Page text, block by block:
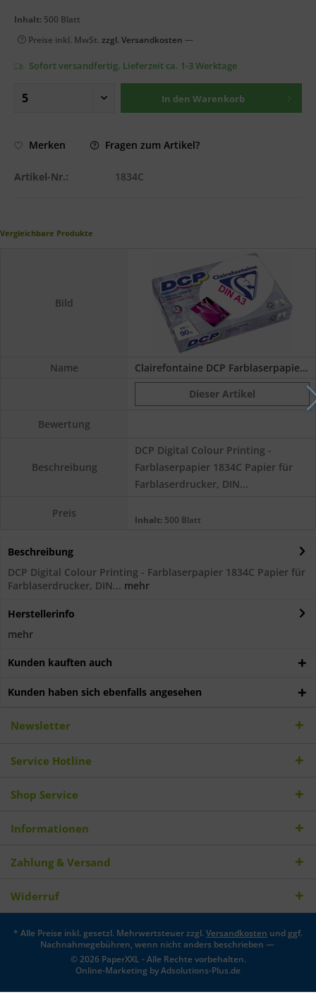
Inhalt: 500 Blatt
Preise inkl. MwSt. zzgl. Versandkosten —
Sofort versandfertig, Lieferzeit ca. 1-3 Werktage
In den Warenkorb
Merken Fragen zum Artikel?
Artikel-Nr.: 1834C
Vergleichbare Produkte
Bild
Name
Clairefontaine DCP Farblaserpapier 1834C, 90...
Dieser Artikel
Bewertung
Beschreibung
DCP Digital Colour Printing -
Farblaserpapier 1834C Papier für
Farblaserdrucker, DIN...
Preis Inhalt: 500 Blatt
Beschreibung
DCP Digital Colour Printing - Farblaserpapier 1834C Papier für
Farblaserdrucker, DIN... mehr
Herstellerinfo
mehr
Kunden kauften auch
Kunden haben sich ebenfalls angesehen
Newsletter
Service Hotline
Shop Service
Informationen
Zahlung & Versand
Widerruf
* Alle Preise inkl. gesetzl. Mehrwertsteuer zzgl.Versandkosten und ggf.
Nachnahmegebühren, wenn nicht anders beschrieben —
© 2026 PaperXXL - Alle Rechte vorbehalten.
Online-Marketing byAdsolutions-Plus.de